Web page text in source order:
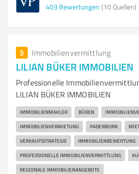
403 Bewertungen (10 Quellen)
3 Immobilienvermittlung
LILIAN BÜKER IMMOBILIEN
Professionelle
LILIAN BÜKER IMMOBILIEN
IMMOBILIENMAKLER BÜREN
IMMOBILIENVERMIETUNG PADERBORN
VERKAUFSSTRATEGIE IMMOBILIENBEWERTUNG
PROFESSIONELLE IMMOBILIENVERMITTLUNG
REGIONALE IMMOBILIENANGEBOTE